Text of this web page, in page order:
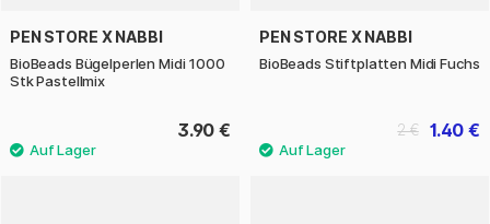
PEN STORE X NABBI
BioBeads Bügelperlen Midi 1000
Stk Pastellmix
3.90 €
PEN STORE X NABBI
BioBeads Stiftplatten Midi Fuchs
1.40 €
2 €